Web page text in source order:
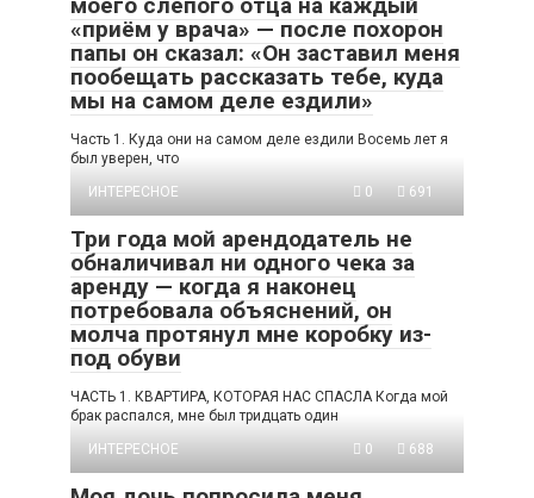
моего слепого отца на каждый
«приём у врача» — после похорон
папы он сказал: «Он заставил меня
пообещать рассказать тебе, куда
мы на самом деле ездили»
Часть 1. Куда они на самом деле ездили Восемь лет я
был уверен, что
ИНТЕРЕСНОЕ
0 691
Три года мой арендодатель не
обналичивал ни одного чека за
аренду — когда я наконец
потребовала объяснений, он
молча протянул мне коробку из-
под обуви
ЧАСТЬ 1. КВАРТИРА, КОТОРАЯ НАС СПАСЛА Когда мой
брак распался, мне был тридцать один
ИНТЕРЕСНОЕ
0 688